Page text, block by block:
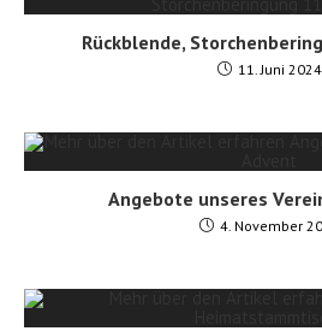
Rückblende,
11. Juni 2024
Angebote unseres
4. November